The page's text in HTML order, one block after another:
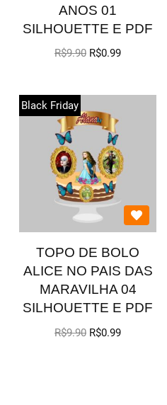
ANOS 01
SILHOUETTE E PDF
R$9.90 R$0.99
Black Friday
TOPO DE BOLO
ALICE NO PAIS DAS
MARAVILHA 04
SILHOUETTE E PDF
R$9.90 R$0.99